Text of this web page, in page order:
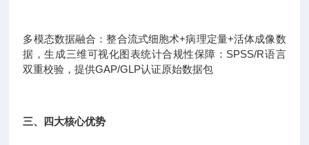
多模态数据融合：整合流式细胞术+病理定量+活体成像数
据，生成三维可视化图表统计合规性保障：SPSS/R语言
双重校验，提供GAP/GLP认证原始数据包
三、四大核心优势